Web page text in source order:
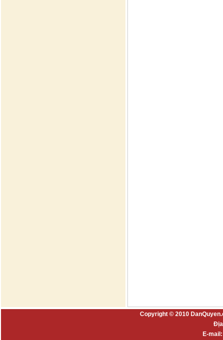
Copyright © 2010
E-